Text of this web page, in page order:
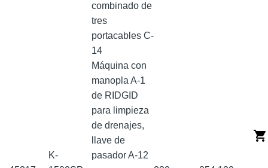
combinado de
tres
portacables C-
14
K-
Máquina con
manopla A-1
de RIDGID
para limpieza
de drenajes,
llave de
pasador A-12